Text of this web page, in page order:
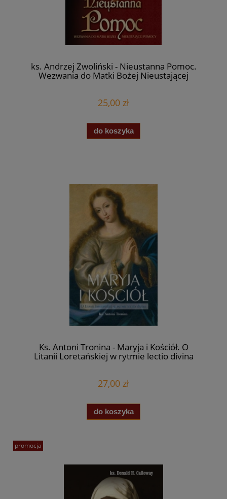
ks. Andrzej Zwoliński - Nieustanna Pomoc.
Wezwania do Matki Bożej Nieustającej
25,00 zł
do koszyka
Ks. Antoni Tronina - Maryja i Kościół. O
Litanii Loretańskiej w rytmie lectio divina
27,00 zł
do koszyka
promocja